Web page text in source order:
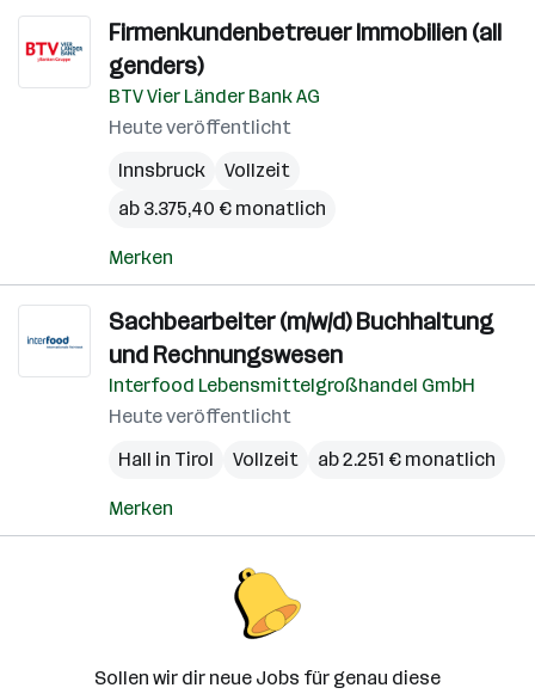
Firmenkundenbetreuer Immobilien (all
genders)
BTV Vier Länder Bank AG
Heute veröffentlicht
Innsbruck
Vollzeit
ab 3.375,40 € monatlich
Merken
Sachbearbeiter (m/w/d) Buchhaltung
und Rechnungswesen
Interfood Lebensmittelgroßhandel GmbH
Heute veröffentlicht
Hall in Tirol
Vollzeit ab 2.251 € monatlich
Merken
Sollen wir dir neue Jobs für genau diese